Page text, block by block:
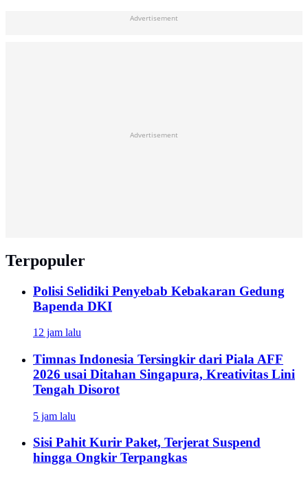
Advertisement
Advertisement
Terpopuler
Polisi Selidiki Penyebab Kebakaran Gedung
Bapenda DKI
12 jam lalu
Timnas Indonesia Tersingkir dari Piala AFF
2026 usai Ditahan Singapura, Kreativitas Lini
Tengah Disorot
5 jam lalu
Sisi Pahit Kurir Paket, Terjerat Suspend
hingga Ongkir Terpangkas